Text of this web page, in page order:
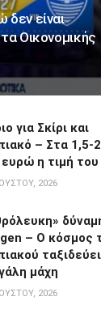
είναι
Οικονομικής
για Σκίρι και
– Στα 1,5-2
η τιμή του
2026
– Ο κόσμος
μάχη
2026